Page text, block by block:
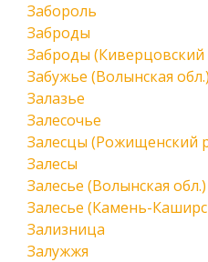
Забороль
Заброды
Заброды (Киверцовский
Забужье (Волынская обл.)
Залазье
Залесочье
Залесцы (Рожищенский
Залесы
Залесье (Волынская обл.)
Залесье (Камень-
Зализница
Залужжя